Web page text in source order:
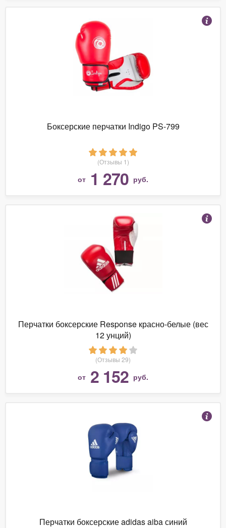
Боксерские перчатки Indigo PS-799
(Отзывы 1)
от 1 270 руб.
Перчатки боксерские Response красно-белые (вес
12 унций)
(Отзывы 29)
от 2 152 руб.
Перчатки боксерские adidas aiba синий